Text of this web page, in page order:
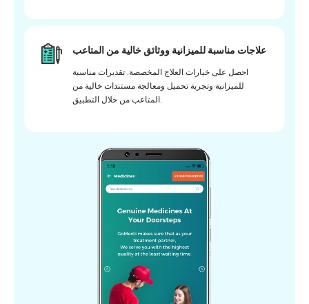
علاجات مناسبة للميزانية ووثائق خالية من المتاعب
احصل على خيارات العلاج المخصصة. تقديرات مناسبة
للميزانية وتجربة تحميل ومعالجة مستندات خالية من
المتاعب من خلال التطبيق.